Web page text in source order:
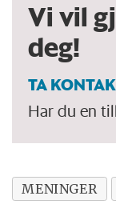
Vi vil
deg!
TA
Har du en
kronikken.
en viktig
MENINGER